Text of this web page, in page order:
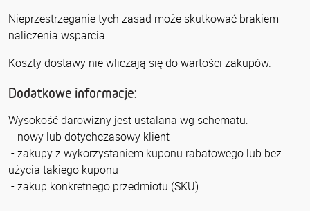
Nieprzestrzeganie tych zasad może skutkować brakiem
naliczenia wsparcia.
Koszty dostawy nie wliczają się do wartości zakupów.
Dodatkowe informacje:
Wysokość darowizny jest ustalana wg schematu:
- nowy lub dotychczasowy klient
- zakupy z wykorzystaniem kuponu rabatowego lub bez
użycia takiego kuponu
- zakup konkretnego przedmiotu (SKU)